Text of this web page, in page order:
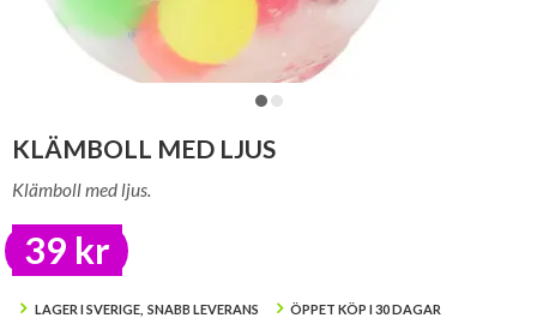
KLÄMBOLL MED LJUS
Klämboll med ljus.
39 kr
LAGER I SVERIGE, SNABB LEVERANS ÖPPET KÖP I 30 DAGAR